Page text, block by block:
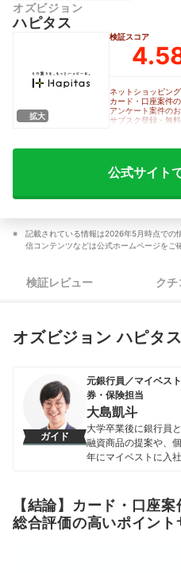
オズビジョン
ハピタス
拡大
検証スコア
ネットショッピン
カード・口座案件
アンケート案件の
サブスク登録・無
公式サイト
記載されている情報は2026年5月時点での
信コンテンツなどは公式ホームページをご
検証レビュー クチ
オズビジョン ハピタ
ガイド
元銀行員／マイベス
券・保険担当
大島凱斗
大学卒業後に銀行員
融資商品の提案や、
年にマイベストに入
済を専門に解説コン
Yahoo!ファイナンス
関する連載も担当して
【結論】カード・口座
総合評価の高いポイント